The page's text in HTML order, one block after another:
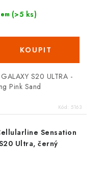
(>5 ks)
S20 ULTRA -
Pink Sand
Kód: 5163
Sensation
Ultra, černý